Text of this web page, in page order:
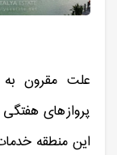
علت مقرون
پروازهای هفتگی
این منطقه